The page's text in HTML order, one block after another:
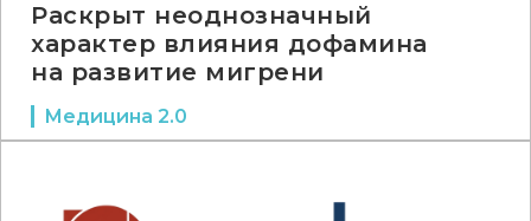
Раскрыт неоднозначный
характер влияния дофамина
на развитие мигрени
Медицина 2.0